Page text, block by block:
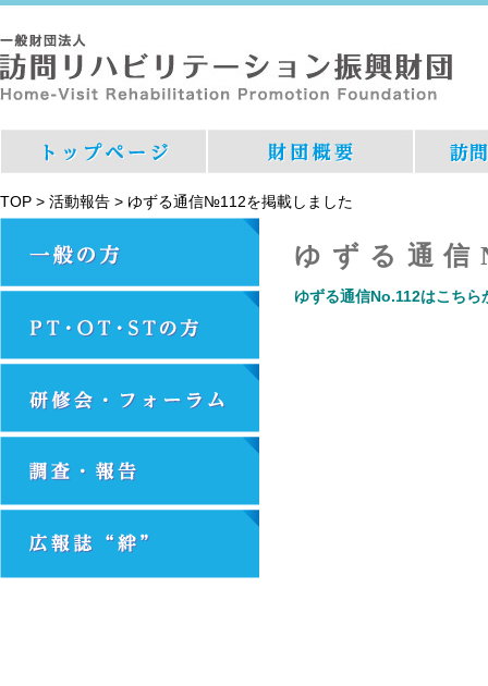
TOP > 活動報告 > ゆずる通信№112を掲載しました
ゆずる通
ゆずる通信No.112はこちら